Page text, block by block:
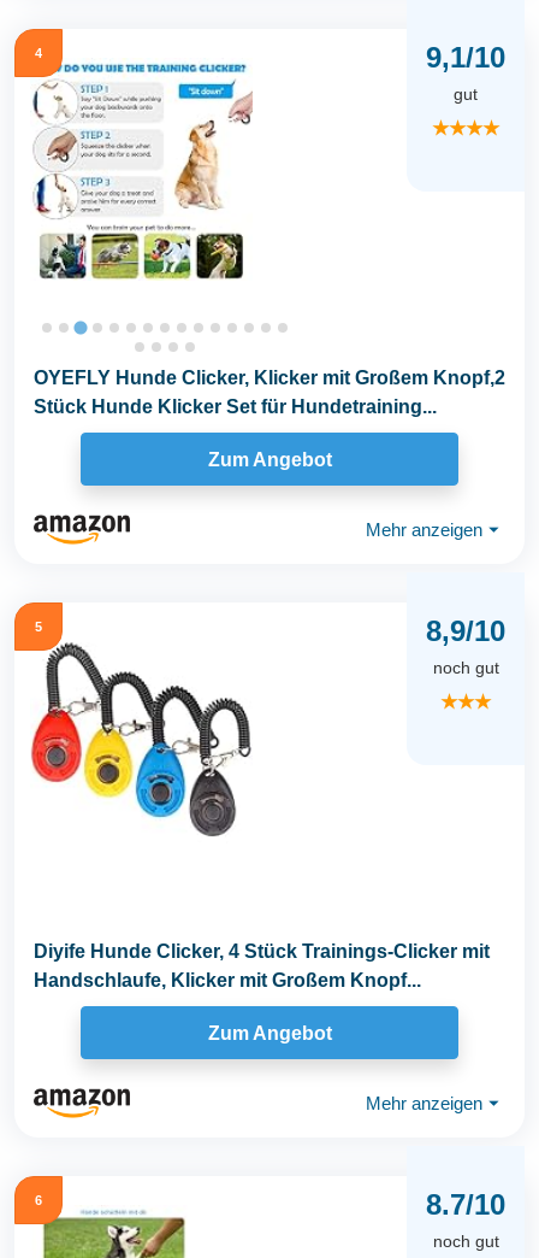
4 9,1/10
gut
★★★★
OYEFLY Hunde Clicker, Klicker mit Großem Knopf,2
Stück Hunde Klicker Set für Hundetraining...
Zum Angebot
Mehr anzeigen ⏷
5 8,9/10
noch gut
★★★
Diyife Hunde Clicker, 4 Stück Trainings-Clicker mit
Handschlaufe, Klicker mit Großem Knopf...
Zum Angebot
Mehr anzeigen ⏷
6 8.7/10
noch gut